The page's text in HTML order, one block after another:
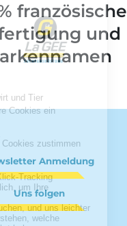
französische
und
Anmeldung
Uns folgen